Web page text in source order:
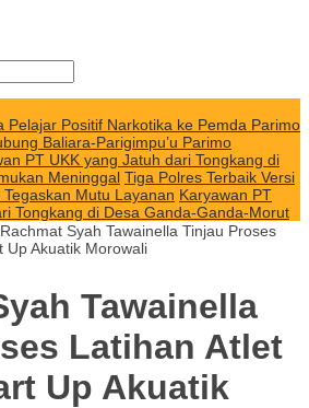
Pelajar Positif Narkotika ke Pemda Parimo
Baliara-Parigimpu’u Parimo
PT UKK yang Jatuh dari Tongkang di
Meninggal Tiga Polres Terbaik Versi
Mutu Layanan Karyawan PT
Tongkang di Desa Ganda-Ganda-Morut
Rachmat Syah Tawainella Tinjau Proses
Up Akuatik Morowali
Tawainella
Latihan Atlet
Up Akuatik